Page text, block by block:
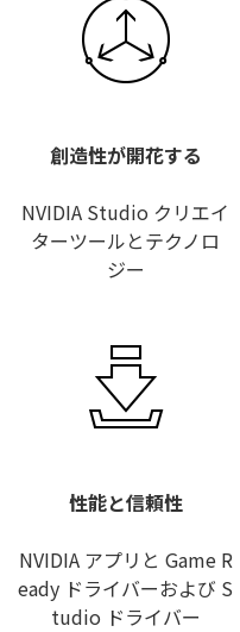
創造性が開花する
NVIDIA Studio クリエイ
ターツールとテクノロ
ジー
性能と信頼性
NVIDIA アプリと Game R
eady ドライバーおよび S
tudio ドライバー